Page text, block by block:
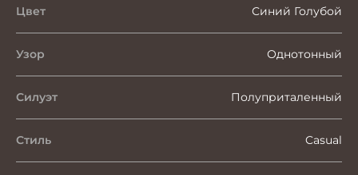
Цвет Синий Голубой
Узор Однотонный
Силуэт Полуприталенный
Стиль Casual